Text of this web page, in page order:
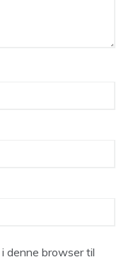
denne browser til